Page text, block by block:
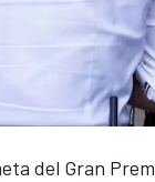
del Gran